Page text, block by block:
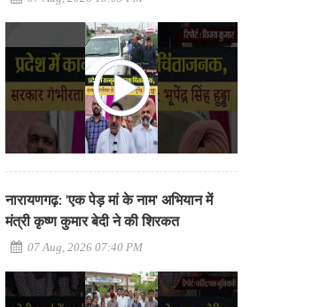
नारायणगढ़: 'एक पेड़ मां के नाम' अभियान में
मंत्री कृष्ण कुमार बेदी ने की शिरकत
07 Aug, 2026 07:40 PM